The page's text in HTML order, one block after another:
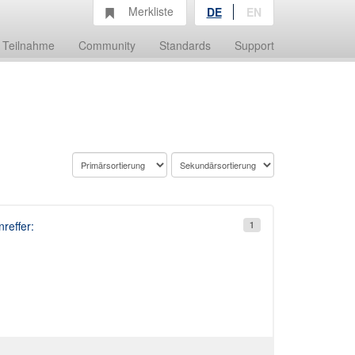
Teilnahme Community Standards Support
Merkliste DE EN
1